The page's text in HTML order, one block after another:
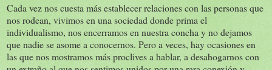
Cada vez nos cuesta más establecer relaciones con las personas que
nos rodean, vivimos en una sociedad donde prima el
individualismo, nos encerramos en nuestra concha y no dejamos
que nadie se asome a conocernos. Pero a veces, hay ocasiones en
las que nos mostramos más proclives a hablar, a desahogarnos con